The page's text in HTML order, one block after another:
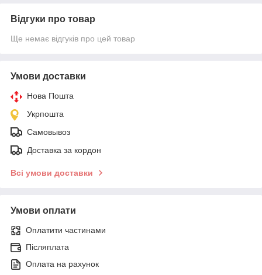
Відгуки про товар
Ще немає відгуків про цей товар
Умови доставки
Нова Пошта
Укрпошта
Самовывоз
Доставка за кордон
Всі умови доставки
Умови оплати
Оплатити частинами
Післяплата
Оплата на рахунок